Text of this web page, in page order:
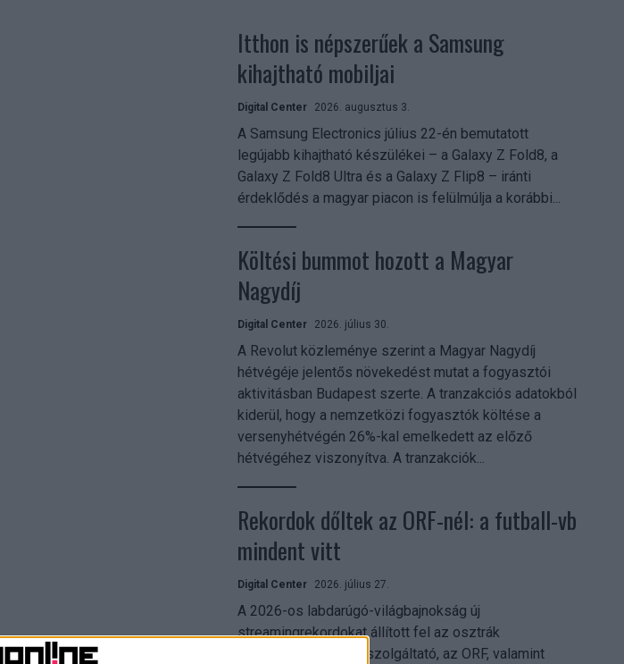
Itthon is népszerűek a Samsung
kihajtható mobiljai
Digital Center 2026. augusztus 3.
A Samsung Electronics július 22-én bemutatott
legújabb kihajtható készülékei – a Galaxy Z Fold8, a
Galaxy Z Fold8 Ultra és a Galaxy Z Flip8 – iránti
érdeklődés a magyar piacon is felülmúlja a korábbi...
Költési bummot hozott a Magyar
Nagydíj
Digital Center 2026. július 30.
A Revolut közleménye szerint a Magyar Nagydíj
hétvégéje jelentős növekedést mutat a fogyasztói
aktivitásban Budapest szerte. A tranzakciós adatokból
kiderül, hogy a nemzetközi fogyasztók költése a
versenyhétvégén 26%-kal emelkedett az előző
hétvégéhez viszonyítva. A tranzakciók...
Rekordok dőltek az ORF-nél: a futball-vb
mindent vitt
Digital Center 2026. július 27.
A 2026-os labdarúgó-világbajnokság új
streamingrekordokat állított fel az osztrák
közszolgálati műsorszolgáltató, az ORF, valamint